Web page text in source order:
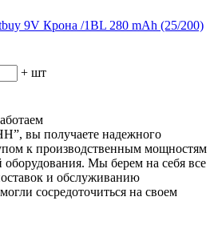
9V Крона /1BL 280 mAh (25/200)
+ шт
вы получаете надежного
к производственным мощностям
Мы берем на себя все
и обслуживанию
сосредоточиться на своем